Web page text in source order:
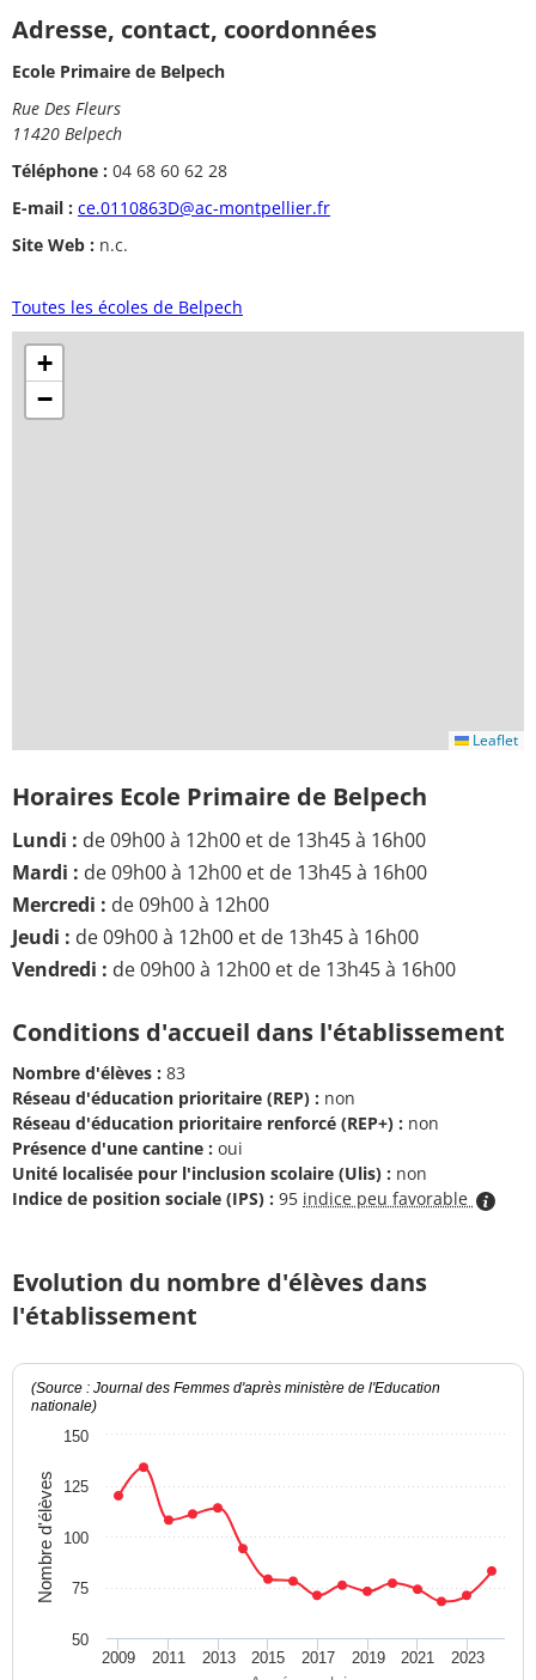
Adresse, contact, coordonnées
Ecole Primaire de Belpech
Rue Des Fleurs
11420 Belpech
Téléphone : 04 68 60 62 28
E-mail : ce.0110863D@ac-montpellier.fr
Site Web : n.c.
Toutes les écoles de Belpech
+
−
Leaflet
Horaires Ecole Primaire de Belpech
Lundi : de 09h00 à 12h00 et de 13h45 à 16h00
Mardi : de 09h00 à 12h00 et de 13h45 à 16h00
Mercredi : de 09h00 à 12h00
Jeudi : de 09h00 à 12h00 et de 13h45 à 16h00
Vendredi : de 09h00 à 12h00 et de 13h45 à 16h00
Conditions d'accueil dans l'établissement
Nombre d'élèves : 83
Réseau d'éducation prioritaire (REP) : non
Réseau d'éducation prioritaire renforcé (REP+) : non
Présence d'une cantine : oui
Unité localisée pour l'inclusion scolaire (Ulis) : non
Indice de position sociale (IPS) : 95 indice peu favorable
Evolution du nombre d'élèves dans
l'établissement
Nombre d'élèves
(Source : Journal des Femmes d'après ministère de l'Education
nationale)
2009 2011 2013 2015 2017 2019 2021 2023
50
75
100
125
150